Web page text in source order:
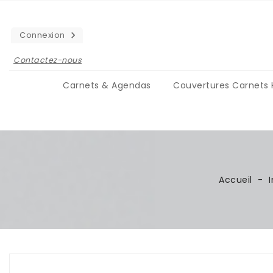
Contactez-nous
Connexion 
Carnets & Agendas Couvertures Carnets
Accueil